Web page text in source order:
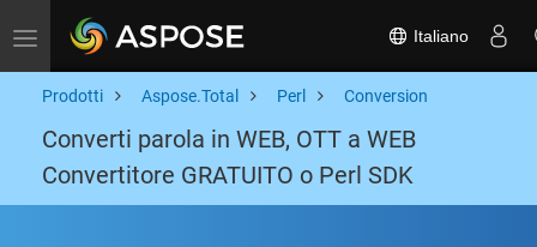
Toggle navigation Italiano
Prodotti Aspose.Total Perl Conversion
Converti parola in WEB, OTT a WEB
Convertitore GRATUITO o Perl SDK